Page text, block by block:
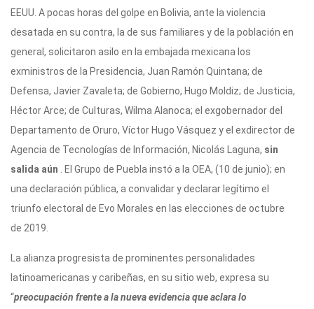
EEUU. A pocas horas del golpe en Bolivia, ante la violencia
desatada en su contra, la de sus familiares y de la población en
general, solicitaron asilo en la embajada mexicana los
exministros de la Presidencia, Juan Ramón Quintana; de
Defensa, Javier Zavaleta; de Gobierno, Hugo Moldiz; de Justicia,
Héctor Arce; de Culturas, Wilma Alanoca; el exgobernador del
Departamento de Oruro, Víctor Hugo Vásquez y el exdirector de
Agencia de Tecnologías de Información, Nicolás Laguna, sin
salida aún . El Grupo de Puebla instó a la OEA, (10 de junio); en
una declaración pública, a convalidar y declarar legítimo el
triunfo electoral de Evo Morales en las elecciones de octubre
de 2019.
La alianza progresista de prominentes personalidades
latinoamericanas y caribeñas, en su sitio web, expresa su
“preocupación frente a la nueva evidencia que aclara lo